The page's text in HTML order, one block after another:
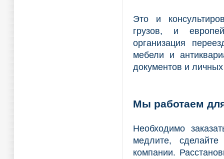
Это и
грузов, и
организация
мебели и
документов и
Мы работаем
Необходимо
медлите,
компании.